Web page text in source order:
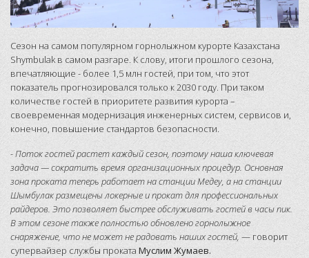
Сезон на самом популярном горнолыжном курорте Казахстана
Shymbulak в самом разгаре. К слову, итоги прошлого сезона,
впечатляющие - более 1,5 млн гостей, при том, что этот
показатель прогнозировался только к 2030 году. При таком
количестве гостей в приоритете развития курорта –
своевременная модернизация инженерных систем, сервисов и,
конечно, повышение стандартов безопасности.
- Поток гостей растет каждый сезон, поэтому наша ключевая
задача — сократить время организационных процедур. Основная
зона проката теперь работает на станции Медеу, а на станции
Шымбулак размещены локерные и прокат для профессиональных
райдеров. Это позволяет быстрее обслуживать гостей в часы пик.
В этом сезоне также полностью обновлено горнолыжное
снаряжение, что не может не радовать наших гостей, — говорит
супервайзер службы проката Муслим Жумаев.